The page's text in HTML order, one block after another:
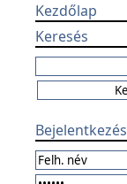
Kezdőlap
Keresés
Bejelentkezés